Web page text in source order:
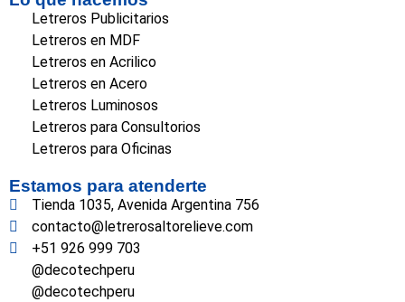
Letreros Publicitarios
Letreros en MDF
Letreros en Acrilico
Letreros en Acero
Letreros Luminosos
Letreros para Consultorios
Letreros para Oficinas
Estamos para atenderte
Tienda 1035, Avenida Argentina 756
contacto@letrerosaltorelieve.com
+51 926 999 703
@decotechperu
@decotechperu